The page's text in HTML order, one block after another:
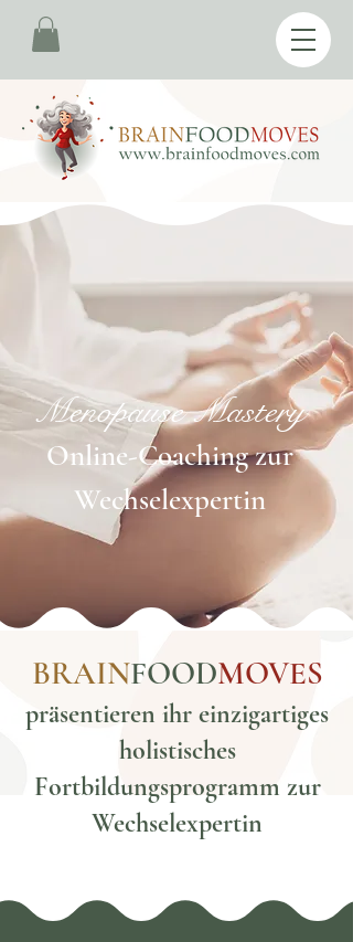
Menopause Mastery
Online-Coaching zur
Wechselexpertin
BRAINFOODMOVES
präsentieren ihr einzigartiges
holistisches
Fortbildungsprogramm zur
Wechselexpertin